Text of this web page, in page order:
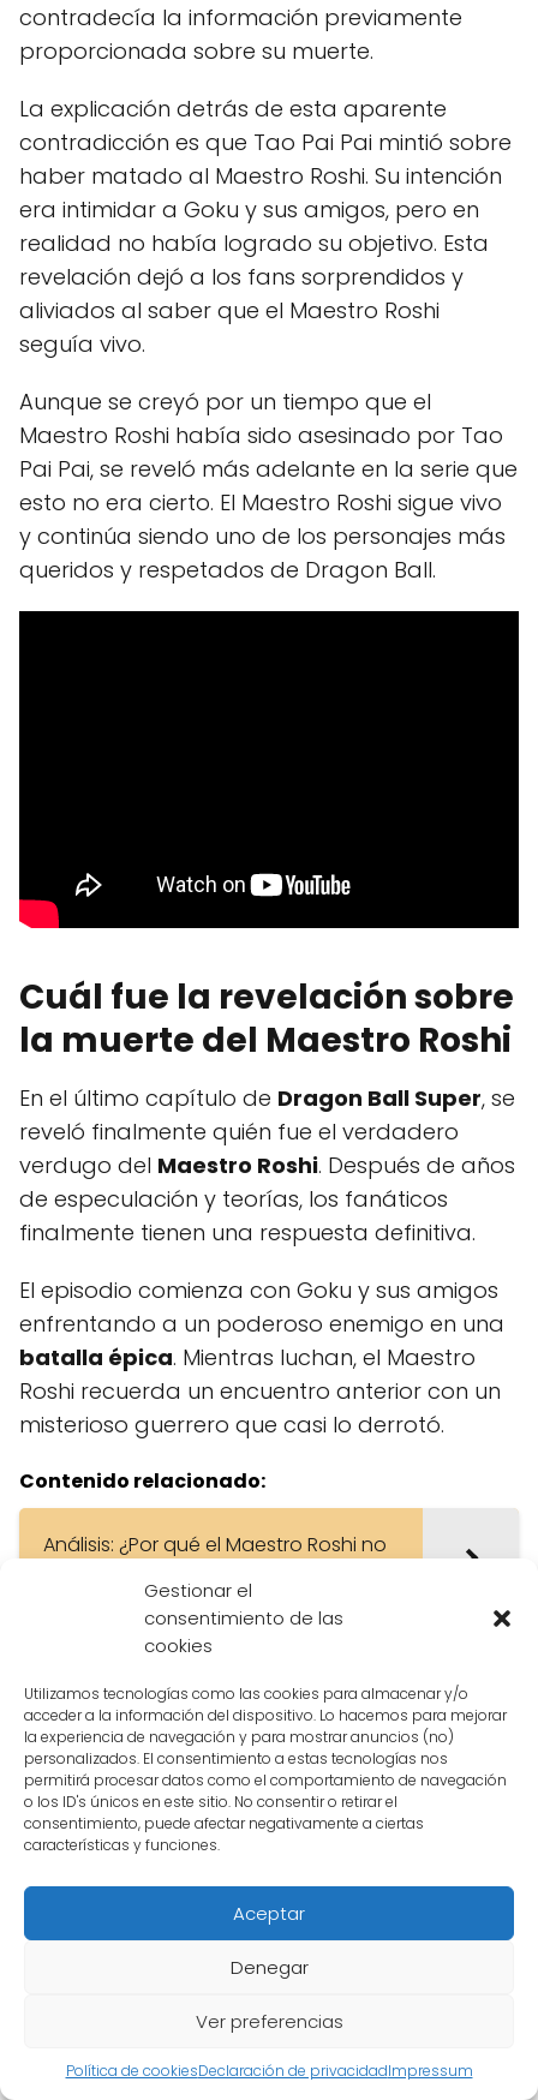
Gestionar el
consentimiento de las
cookies
Utilizamos tecnologías como las cookies para almacenar y/o
acceder a la información del dispositivo. Lo hacemos para mejorar
la experiencia de navegación y para mostrar anuncios (no)
personalizados. El consentimiento a estas tecnologías nos
permitirá procesar datos como el comportamiento de navegación
o los ID's únicos en este sitio. No consentir o retirar el
consentimiento, puede afectar negativamente a ciertas
características y funciones.
Aceptar
Denegar
Ver preferencias
Política de cookiesDeclaración de privacidadImpressum
contradecía la información previamente
proporcionada sobre su muerte.
La explicación detrás de esta aparente
contradicción es que Tao Pai Pai mintió sobre
haber matado al Maestro Roshi. Su intención
era intimidar a Goku y sus amigos, pero en
realidad no había logrado su objetivo. Esta
revelación dejó a los fans sorprendidos y
aliviados al saber que el Maestro Roshi
seguía vivo.
Aunque se creyó por un tiempo que el
Maestro Roshi había sido asesinado por Tao
Pai Pai, se reveló más adelante en la serie que
esto no era cierto. El Maestro Roshi sigue vivo
y continúa siendo uno de los personajes más
queridos y respetados de Dragon Ball.
Cuál fue la revelación sobre
la muerte del Maestro Roshi
En el último capítulo de Dragon Ball Super, se
reveló finalmente quién fue el verdadero
verdugo del Maestro Roshi. Después de años
de especulación y teorías, los fanáticos
finalmente tienen una respuesta definitiva.
El episodio comienza con Goku y sus amigos
enfrentando a un poderoso enemigo en una
batalla épica. Mientras luchan, el Maestro
Roshi recuerda un encuentro anterior con un
misterioso guerrero que casi lo derrotó.
Contenido relacionado:
Análisis: ¿Por qué el Maestro Roshi no
flashbackrevela que el verdadero
verdugo del Maestro Roshi fue nada menos
que el malvadoTenshinhan, su antiguo
estudiante. Durante su entrenamiento juntos,
Tenshinhan se volvió cada vez más ambicioso
y sediento de poder. Eventualmente, se volvió
contra su maestro, desafiándolo a una pelea
a muerte.
En labatalla finalentre ambos, el Maestro
Roshi fue superado por la increíble fuerza de
Tenshinhan. A pesar de su valentía y
estudiante. En un último intento desesperado